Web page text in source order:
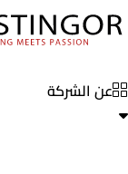
عن الشركة